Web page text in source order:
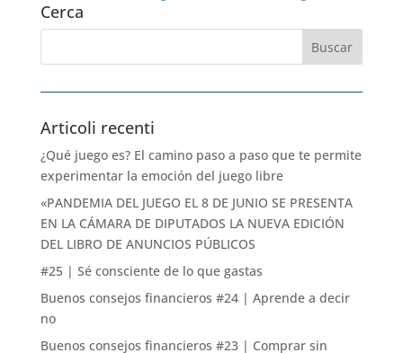
Cerca
Articoli recenti
¿Qué juego es? El camino paso a paso que te permite
experimentar la emoción del juego libre
«PANDEMIA DEL JUEGO EL 8 DE JUNIO SE PRESENTA
EN LA CÁMARA DE DIPUTADOS LA NUEVA EDICIÓN
DEL LIBRO DE ANUNCIOS PÚBLICOS
#25 | Sé consciente de lo que gastas
Buenos consejos financieros #24 | Aprende a decir
no
Buenos consejos financieros #23 | Comprar sin